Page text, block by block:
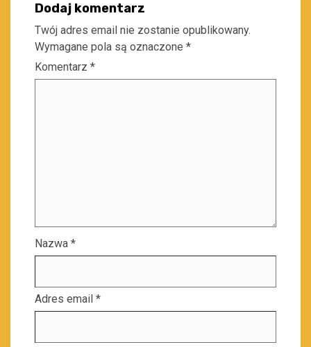
Dodaj komentarz
Twój adres email nie zostanie opublikowany.
Wymagane pola są oznaczone *
Komentarz *
Nazwa *
Adres email *